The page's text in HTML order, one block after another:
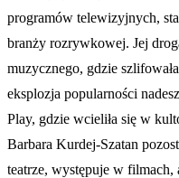
programów telewizyjnych,
branży rozrywkowej. Jej
muzycznego, gdzie
eksplozja popularności
Play, gdzie wcieliła się w
Barbara Kurdej-Szatan
teatrze, występuje w